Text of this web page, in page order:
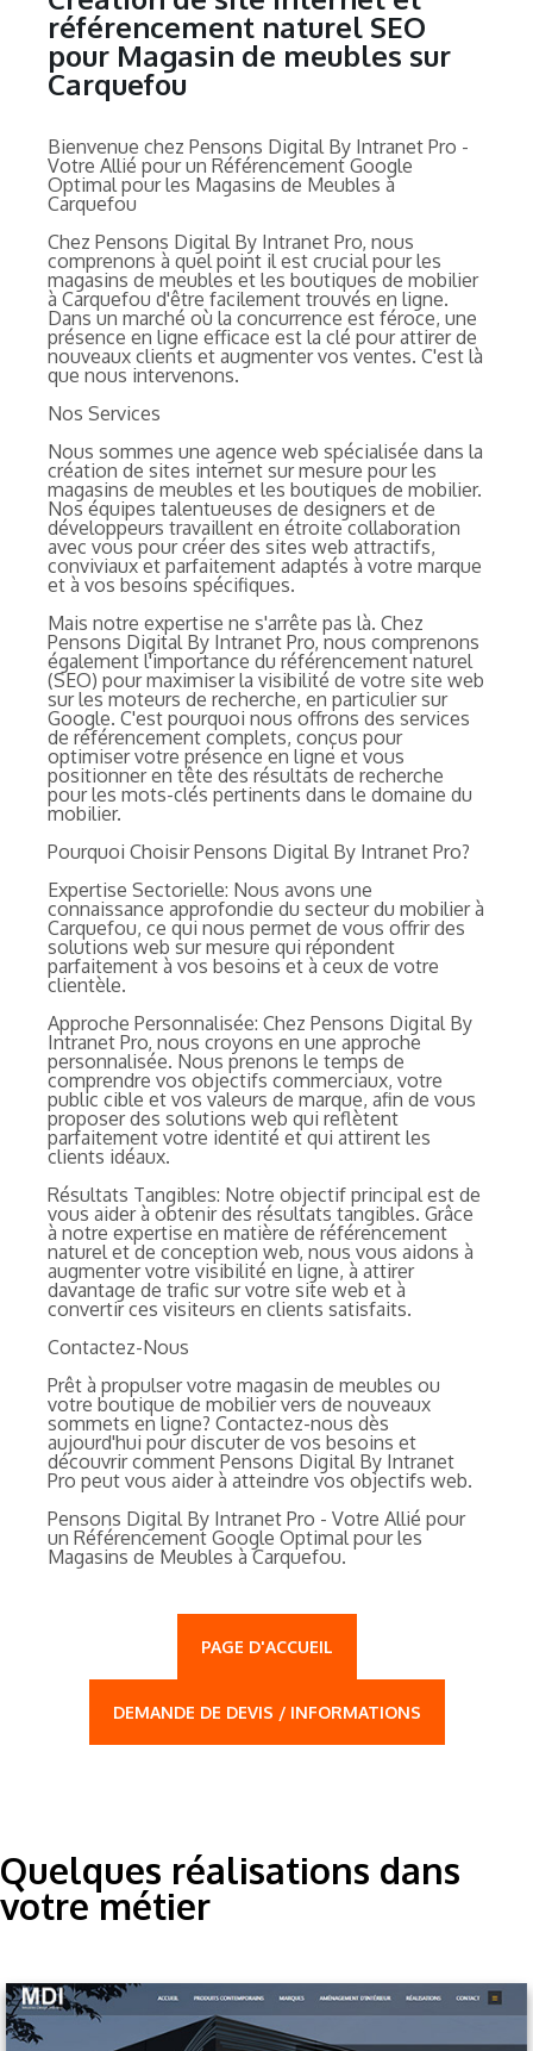
référencement naturel SEO
pour Magasin de meubles sur
Carquefou
Bienvenue chez Pensons Digital By Intranet Pro -
Votre Allié pour un Référencement Google
Optimal pour les Magasins de Meubles à
Carquefou
Chez Pensons Digital By Intranet Pro, nous
comprenons à quel point il est crucial pour les
magasins de meubles et les boutiques de mobilier
à Carquefou d'être facilement trouvés en ligne.
Dans un marché où la concurrence est féroce, une
présence en ligne efficace est la clé pour attirer de
nouveaux clients et augmenter vos ventes. C'est là
que nous intervenons.
Nos Services
Nous sommes une agence web spécialisée dans la
création de sites internet sur mesure pour les
magasins de meubles et les boutiques de mobilier.
Nos équipes talentueuses de designers et de
développeurs travaillent en étroite collaboration
avec vous pour créer des sites web attractifs,
conviviaux et parfaitement adaptés à votre marque
et à vos besoins spécifiques.
Mais notre expertise ne s'arrête pas là. Chez
Pensons Digital By Intranet Pro, nous comprenons
également l'importance du référencement naturel
(SEO) pour maximiser la visibilité de votre site web
sur les moteurs de recherche, en particulier sur
Google. C'est pourquoi nous offrons des services
de référencement complets, conçus pour
optimiser votre présence en ligne et vous
positionner en tête des résultats de recherche
pour les mots-clés pertinents dans le domaine du
mobilier.
Pourquoi Choisir Pensons Digital By Intranet Pro?
Expertise Sectorielle: Nous avons une
connaissance approfondie du secteur du mobilier à
Carquefou, ce qui nous permet de vous offrir des
solutions web sur mesure qui répondent
parfaitement à vos besoins et à ceux de votre
clientèle.
Approche Personnalisée: Chez Pensons Digital By
Intranet Pro, nous croyons en une approche
personnalisée. Nous prenons le temps de
comprendre vos objectifs commerciaux, votre
public cible et vos valeurs de marque, afin de vous
proposer des solutions web qui reflètent
parfaitement votre identité et qui attirent les
clients idéaux.
Résultats Tangibles: Notre objectif principal est de
vous aider à obtenir des résultats tangibles. Grâce
à notre expertise en matière de référencement
naturel et de conception web, nous vous aidons à
augmenter votre visibilité en ligne, à attirer
davantage de trafic sur votre site web et à
convertir ces visiteurs en clients satisfaits.
Contactez-Nous
Prêt à propulser votre magasin de meubles ou
votre boutique de mobilier vers de nouveaux
sommets en ligne? Contactez-nous dès
aujourd'hui pour discuter de vos besoins et
découvrir comment Pensons Digital By Intranet
Pro peut vous aider à atteindre vos objectifs web.
Pensons Digital By Intranet Pro - Votre Allié pour
un Référencement Google Optimal pour les
Magasins de Meubles à Carquefou.
PAGE D'ACCUEIL
DEMANDE DE DEVIS / INFORMATIONS
Quelques réalisations dans
votre métier